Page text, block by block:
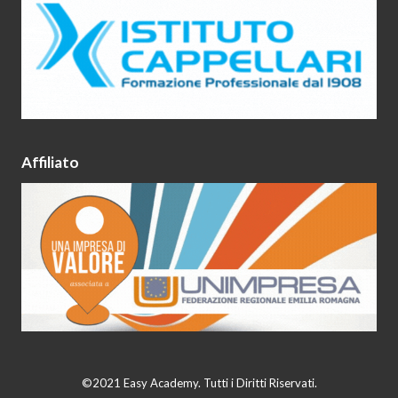
Affiliato
©2021 Easy Academy. Tutti i Diritti Riservati.